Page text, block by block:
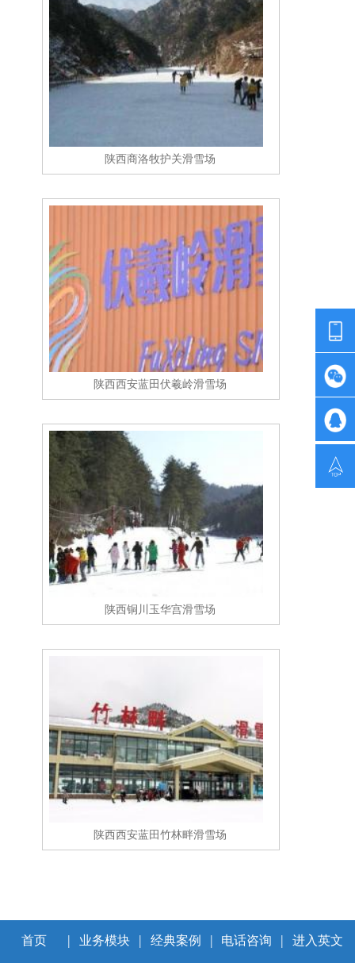
陕西商洛牧护关滑雪场
陕西西安蓝田伏羲岭滑雪场
陕西铜川玉华宫滑雪场
陕西西安蓝田竹林畔滑雪场
首页 | 业务模块 | 经典案例 | 电话咨询 | 进入英文